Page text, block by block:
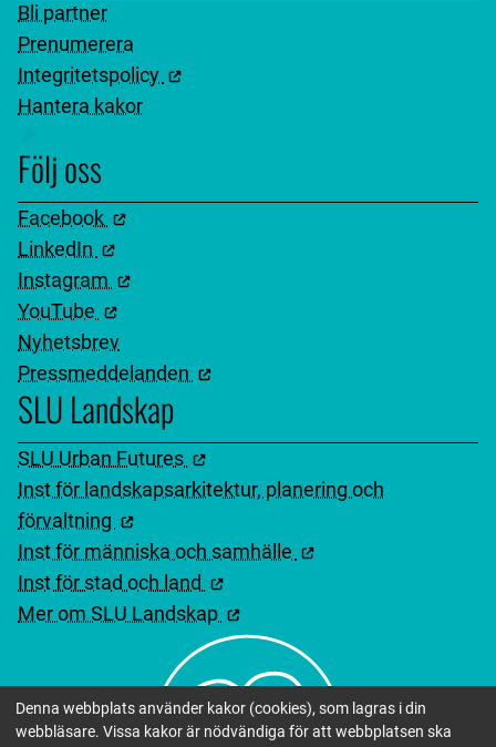
Bli partner
Prenumerera
Integritetspolicy
Hantera kakor
Följ oss
Facebook
LinkedIn
Instagram
YouTube
Nyhetsbrev
Pressmeddelanden
SLU Landskap
SLU Urban Futures
Inst för landskapsarkitektur, planering och
förvaltning
Inst för människa och samhälle
Inst för stad och land
Mer om SLU Landskap
Denna webbplats använder kakor (cookies), som lagras i din
webbläsare. Vissa kakor är nödvändiga för att webbplatsen ska